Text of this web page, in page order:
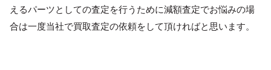
えるパーツとしての査定を行うために減額査定でお悩みの場
合は一度当社で買取査定の依頼をして頂ければと思います。